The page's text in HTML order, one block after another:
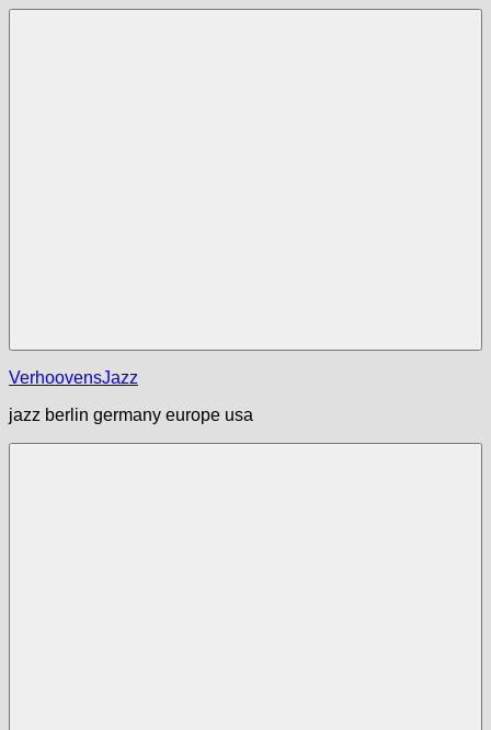
Zum
VerhoovensJazz
jazz berlin germany europe usa